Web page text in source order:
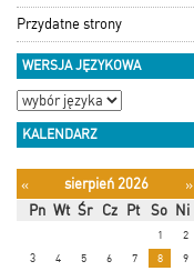
Przydatne strony
WERSJA JĘZYKOWA
KALENDARZ
« sierpień 2026
»
Pn Wt Śr Cz Pt So Ni
1
2
3
4 5 6 7 8 9